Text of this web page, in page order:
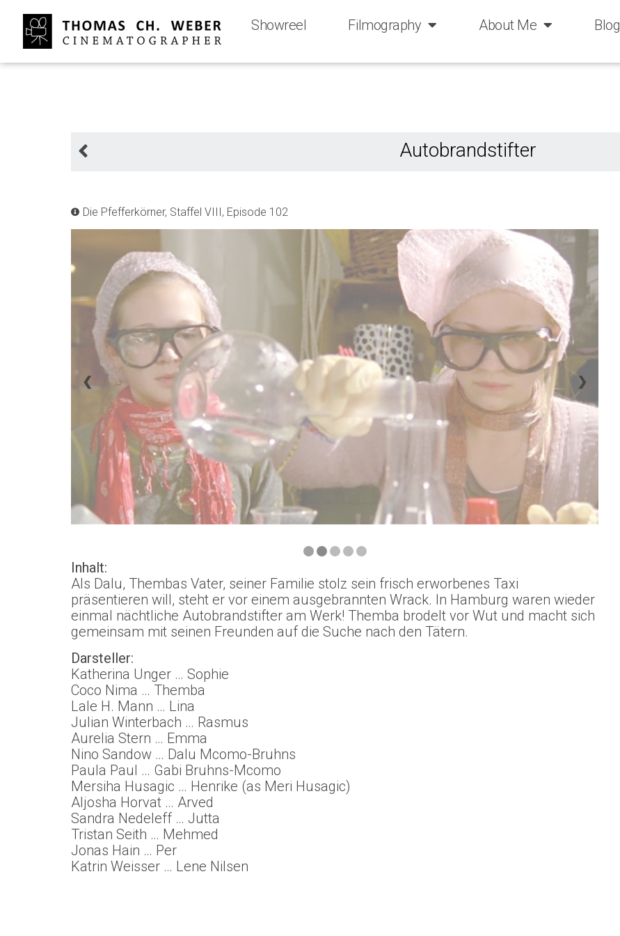
Showreel Filmography About Me Blog
Autobrandstifter
Die Pfefferkörner, Staffel VIII, Episode 102
❮ ❯
Inhalt:
Als Dalu, Thembas Vater, seiner Familie stolz sein frisch erworbenes Taxi
präsentieren will, steht er vor einem ausgebrannten Wrack. In Hamburg waren wieder
einmal nächtliche Autobrandstifter am Werk! Themba brodelt vor Wut und macht sich
gemeinsam mit seinen Freunden auf die Suche nach den Tätern.
Darsteller:
Katherina Unger … Sophie
Coco Nima … Themba
Lale H. Mann … Lina
Julian Winterbach … Rasmus
Aurelia Stern … Emma
Nino Sandow … Dalu Mcomo-Bruhns
Paula Paul … Gabi Bruhns-Mcomo
Mersiha Husagic … Henrike (as Meri Husagic)
Aljosha Horvat … Arved
Sandra Nedeleff … Jutta
Tristan Seith … Mehmed
Jonas Hain … Per
Katrin Weisser … Lene Nilsen